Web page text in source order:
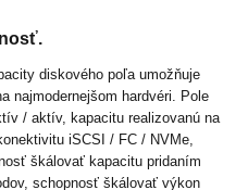
diskového poľa umožňuje
najmodernejšom hardvéri. Pole
/ aktív, kapacitu realizovanú na
iSCSI / FC / NVMe,
škálovať kapacitu pridaním
schopnosť škálovať výkon